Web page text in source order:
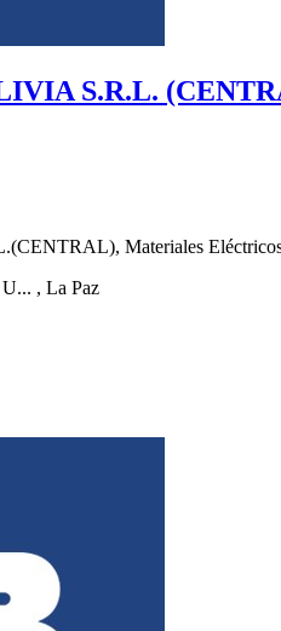
S.R.L.
Materiales Eléctricos
, La Paz